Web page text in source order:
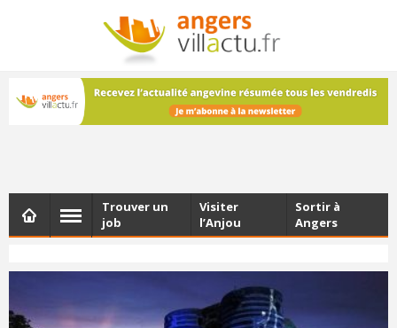
NEWSLETTER
Les dernières actualités d'Angers, chaque vendredi dans
votre boîte e-mail
Trouver un
job
Visiter
l’Anjou
Sortir à
Angers